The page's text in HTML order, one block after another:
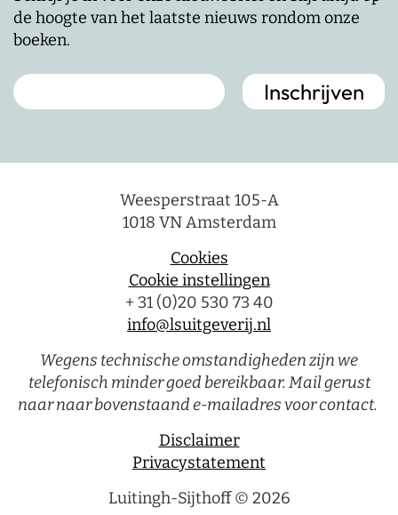
de hoogte van het laatste nieuws rondom onze
boeken.
Weesperstraat 105-A
1018 VN Amsterdam
Cookies
Cookie instellingen
+ 31 (0)20 530 73 40
info@lsuitgeverij.nl
Wegens technische omstandigheden zijn we
telefonisch minder goed bereikbaar. Mail gerust
naar naar bovenstaand e-mailadres voor contact.
Disclaimer
Privacystatement
Luitingh-Sijthoff © 2026